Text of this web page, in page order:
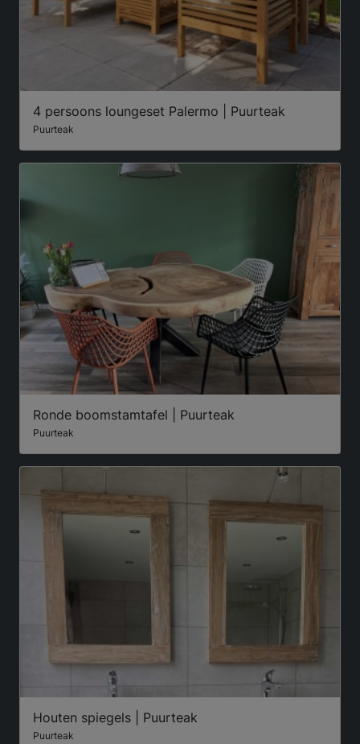
4 persoons loungeset Palermo | Puurteak
Puurteak
Ronde boomstamtafel | Puurteak
Puurteak
Houten spiegels | Puurteak
Puurteak